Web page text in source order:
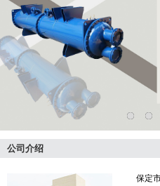
公司介绍
保定